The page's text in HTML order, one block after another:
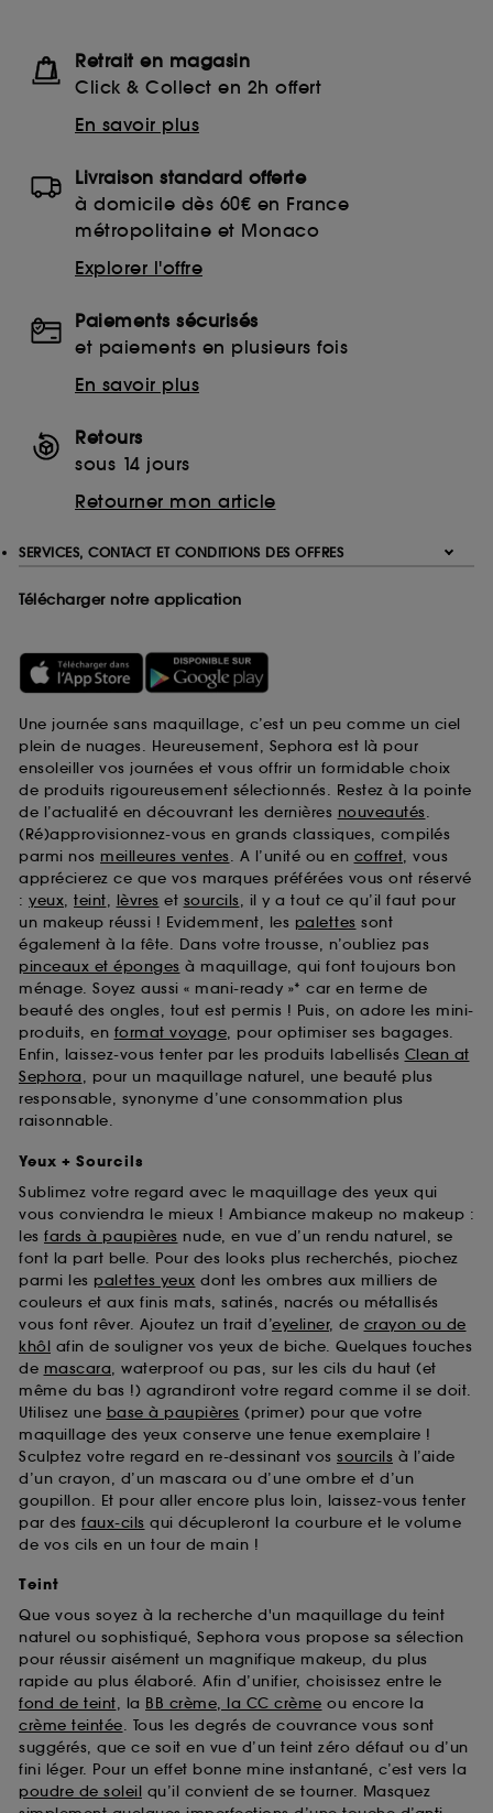
Retrait en magasin
Click & Collect en 2h offert
En savoir plus
Livraison standard offerte
à domicile dès 60€ en France
métropolitaine et Monaco
Explorer l'offre
Paiements sécurisés
et paiements en plusieurs fois
En savoir plus
Retours
sous 14 jours
Retourner mon article
SERVICES, CONTACT ET CONDITIONS DES OFFRES
Télécharger notre application
Une journée sans maquillage, c’est un peu comme un ciel
plein de nuages. Heureusement, Sephora est là pour
ensoleiller vos journées et vous offrir un formidable choix
de produits rigoureusement sélectionnés. Restez à la pointe
de l’actualité en découvrant les dernières nouveautés.
(Ré)approvisionnez-vous en grands classiques, compilés
parmi nos meilleures ventes. A l’unité ou en coffret, vous
apprécierez ce que vos marques préférées vous ont réservé
: yeux, teint, lèvres et sourcils, il y a tout ce qu’il faut pour
un makeup réussi ! Evidemment, les palettes sont
également à la fête. Dans votre trousse, n’oubliez pas
pinceaux et éponges à maquillage, qui font toujours bon
ménage. Soyez aussi « mani-ready »* car en terme de
beauté des ongles, tout est permis ! Puis, on adore les mini-
produits, en format voyage, pour optimiser ses bagages.
Enfin, laissez-vous tenter par les produits labellisés Clean at
Sephora, pour un maquillage naturel, une beauté plus
responsable, synonyme d’une consommation plus
raisonnable.
Yeux + Sourcils
Sublimez votre regard avec le maquillage des yeux qui
vous conviendra le mieux ! Ambiance makeup no makeup :
les fards à paupières nude, en vue d’un rendu naturel, se
font la part belle. Pour des looks plus recherchés, piochez
parmi les palettes yeux dont les ombres aux milliers de
couleurs et aux finis mats, satinés, nacrés ou métallisés
vous font rêver. Ajoutez un trait d’eyeliner, de crayon ou de
khôl afin de souligner vos yeux de biche. Quelques touches
de mascara, waterproof ou pas, sur les cils du haut (et
même du bas !) agrandiront votre regard comme il se doit.
Utilisez une base à paupières (primer) pour que votre
maquillage des yeux conserve une tenue exemplaire !
Sculptez votre regard en re-dessinant vos sourcils à l’aide
d’un crayon, d’un mascara ou d’une ombre et d’un
goupillon. Et pour aller encore plus loin, laissez-vous tenter
par des faux-cils qui décupleront la courbure et le volume
de vos cils en un tour de main !
Teint
Que vous soyez à la recherche d'un maquillage du teint
naturel ou sophistiqué, Sephora vous propose sa sélection
pour réussir aisément un magnifique makeup, du plus
rapide au plus élaboré. Afin d’unifier, choisissez entre le
fond de teint, la BB crème, la CC crème ou encore la
crème teintée. Tous les degrés de couvrance vous sont
suggérés, que ce soit en vue d’un teint zéro défaut ou d’un
fini léger. Pour un effet bonne mine instantané, c’est vers la
poudre de soleil qu’il convient de se tourner. Masquez